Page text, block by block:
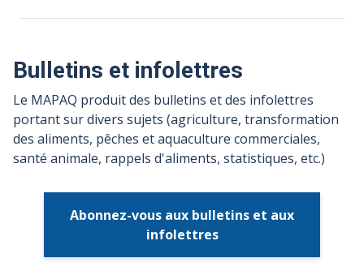
Bulletins et infolettres
Le MAPAQ produit des bulletins et des infolettres
portant sur divers sujets (agriculture, transformation
des aliments, pêches et aquaculture commerciales,
santé animale, rappels d'aliments, statistiques, etc.)
Abonnez-vous aux bulletins et aux
infolettres